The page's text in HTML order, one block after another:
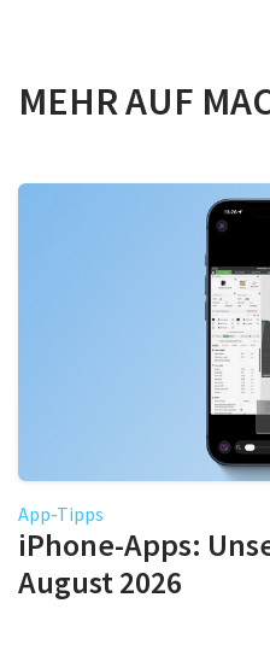
MEHR AUF
App-Tipps
iPhone-Apps:
August 2026